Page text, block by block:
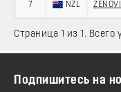
7 NZL
Страница 1 из 1. Всего
Подпишитесь на